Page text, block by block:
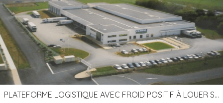
PLATEFORME LOGISTIQUE AVEC FROID POSITIF À LOUER SECTEUR NIORT (79)